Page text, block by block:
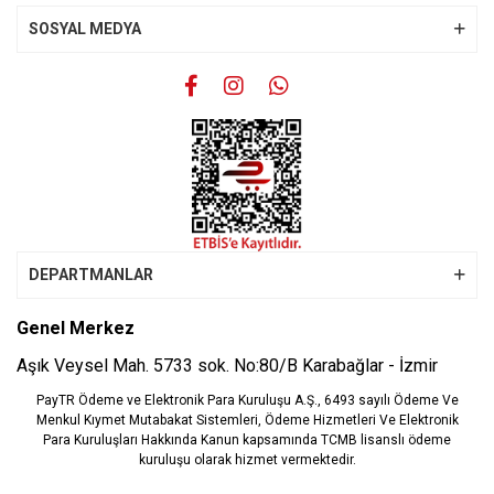
Gönder
SOSYAL MEDYA
DEPARTMANLAR
Genel Merkez
Aşık Veysel Mah. 5733 sok. No:80/B Karabağlar - İzmir
PayTR Ödeme ve Elektronik Para Kuruluşu A.Ş., 6493 sayılı Ödeme Ve
Menkul Kıymet Mutabakat Sistemleri, Ödeme Hizmetleri Ve Elektronik
Para Kuruluşları Hakkında Kanun kapsamında TCMB lisanslı ödeme
kuruluşu olarak hizmet vermektedir.